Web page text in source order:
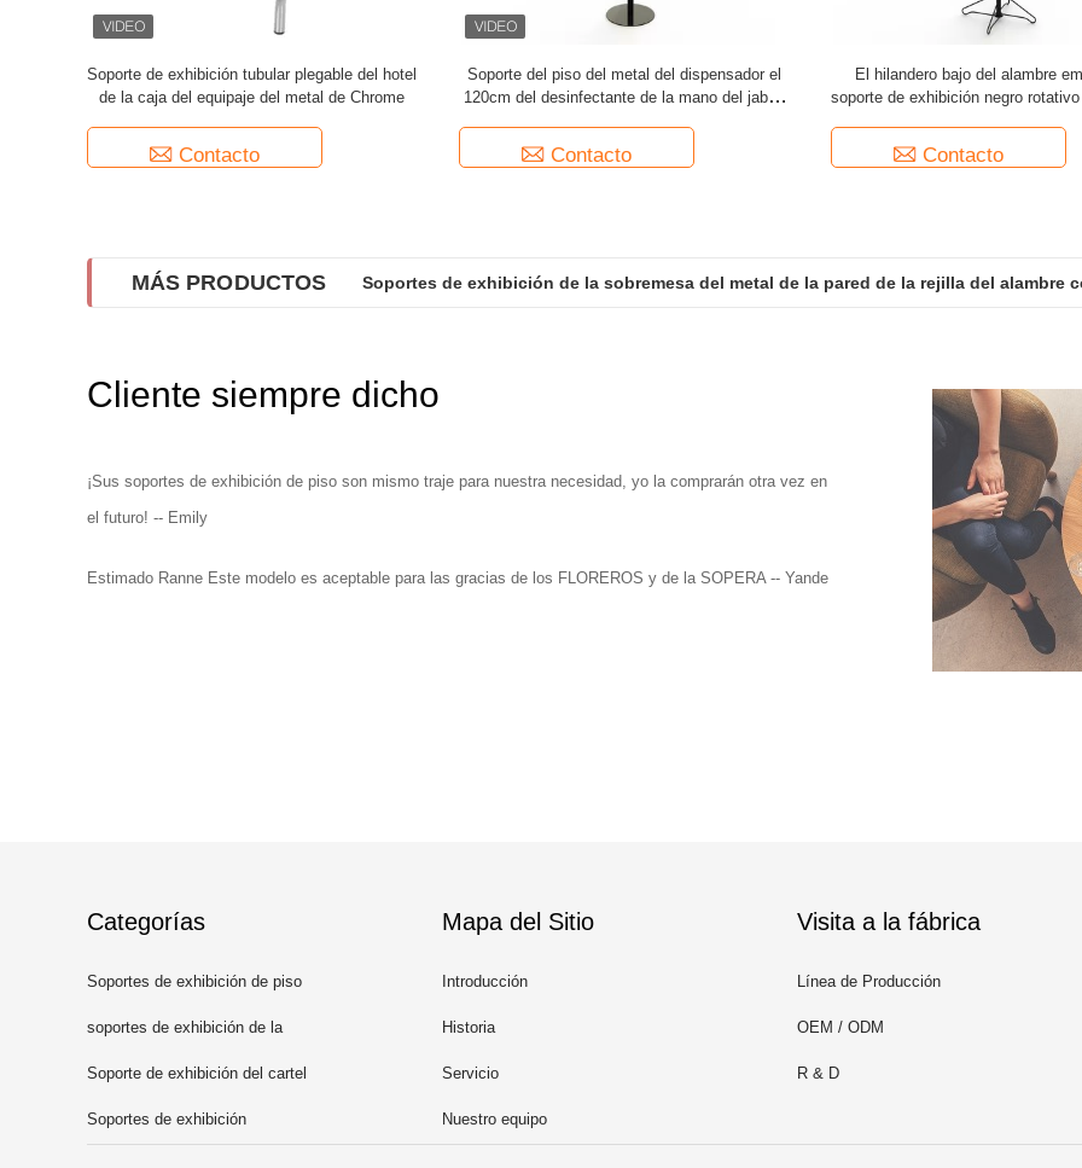
Soporte de exhibición tubular plegable del hotel
de la caja del equipaje del metal de Chrome
Contacto
Soporte del piso del metal del dispensador el
120cm del desinfectante de la mano del jabón
Contacto
El hilandero bajo del alambre
soporte de exhibición negro
Contacto
MÁS PRODUCTOS Soportes de exhibición de la sobremesa del metal de la pared de la rejilla del alambre
Cliente siempre dicho
¡Sus soportes de exhibición de piso son mismo traje para nuestra necesidad, yo la comprarán otra vez en
el futuro! -- Emily
Estimado Ranne Este modelo es aceptable para las gracias de los FLOREROS y de la SOPERA -- Yande
Categorías
Soportes de exhibición de piso
del metal
soportes de exhibición de la
sobremesa del metal
Soporte de exhibición del cartel
Soportes de exhibición
Mapa del Sitio
Introducción
Historia
Servicio
Nuestro equipo
Visita a la fábrica
Línea de Producción
OEM / ODM
R & D